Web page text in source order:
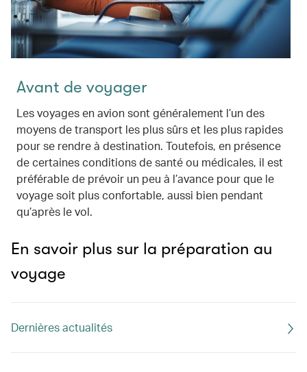
Avant de voyager
Les voyages en avion sont généralement l’un des
moyens de transport les plus sûrs et les plus rapides
pour se rendre à destination. Toutefois, en présence
de certaines conditions de santé ou médicales, il est
préférable de prévoir un peu à l’avance pour que le
voyage soit plus confortable, aussi bien pendant
qu’après le vol.
En savoir plus sur la préparation au
voyage
Dernières actualités